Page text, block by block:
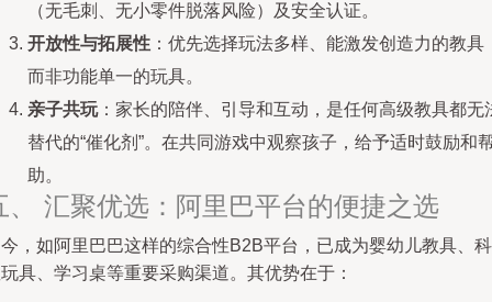
（无毛刺、无小零件脱落风险）及安全认证。
开放性与拓展性 ：优先选择玩法多样、能激发创造力的教具
而非功能单一的玩具。
亲子共玩：家长的陪伴、引导和互动，是任何高级教具都无
替代的“催化剂”。在共同游戏中观察孩子，给予适时鼓励和
助。
、 汇聚优选：阿里巴平台的便捷之选
，如阿里巴巴这样的综合性B2B平台，已成为婴幼儿教具、科
具、学习桌等重要采购渠道。其优势在于：